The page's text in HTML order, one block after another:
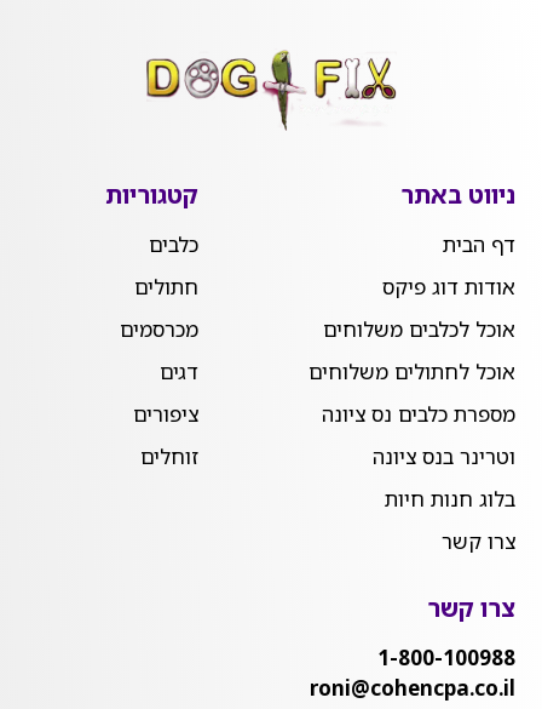
ניווט באתר
דף הבית
אודות דוג פיקס
אוכל לכלבים משלוחים
אוכל לחתולים משלוחים
מספרת כלבים נס ציונה
וטרינר בנס ציונה
בלוג חנות חיות
צרו קשר
קטגוריות
כלבים
חתולים
מכרסמים
דגים
ציפורים
זוחלים
צרו קשר
1-800-100988
roni@cohencpa.co.il